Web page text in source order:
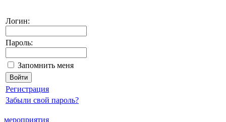
Логин:
Пароль:
Запомнить меня
Регистрация
Забыли свой пароль?
мероприятия